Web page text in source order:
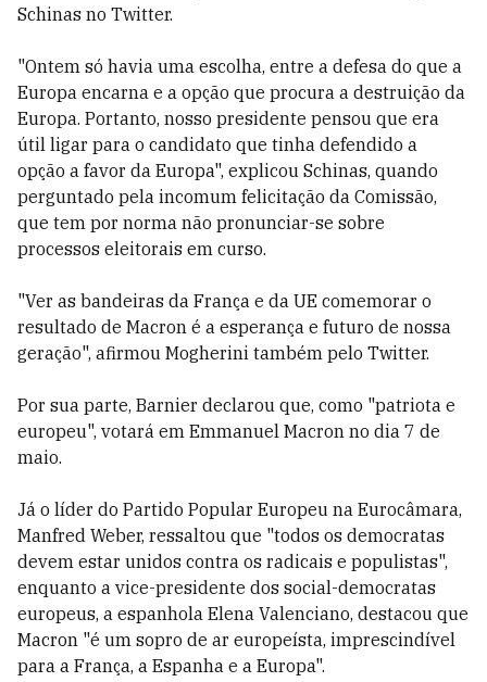
Schinas no Twitter.
"Ontem só havia uma escolha, entre a defesa do que a
Europa encarna e a opção que procura a destruição da
Europa. Portanto, nosso presidente pensou que era
útil ligar para o candidato que tinha defendido a
opção a favor da Europa", explicou Schinas, quando
perguntado pela incomum felicitação da Comissão,
que tem por norma não pronunciar-se sobre
processos eleitorais em curso.
"Ver as bandeiras da França e da UE comemorar o
resultado de Macron é a esperança e futuro de nossa
geração", afirmou Mogherini também pelo Twitter.
Por sua parte, Barnier declarou que, como "patriota e
europeu", votará em Emmanuel Macron no dia 7 de
maio.
Já o líder do Partido Popular Europeu na Eurocâmara,
Manfred Weber, ressaltou que "todos os democratas
devem estar unidos contra os radicais e populistas",
enquanto a vice-presidente dos social-democratas
europeus, a espanhola Elena Valenciano, destacou que
Macron "é um sopro de ar europeísta, imprescindível
para a França, a Espanha e a Europa".